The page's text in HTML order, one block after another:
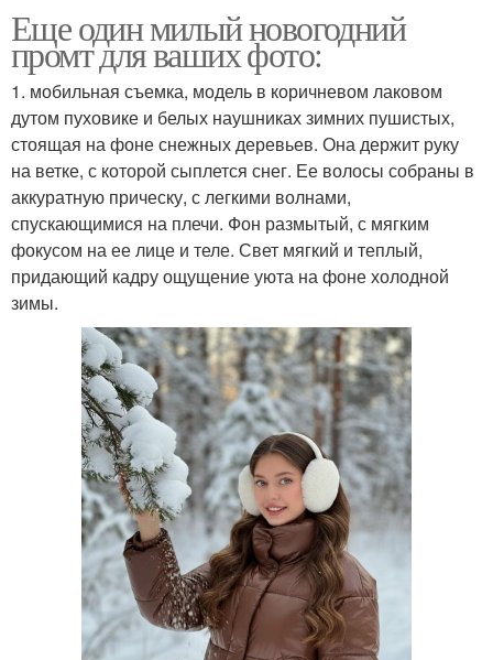
Еще один милый новогодний
промт для ваших фото:
1. мобильная съемка, модель в коричневом лаковом
дутом пуховике и белых наушниках зимних пушистых,
стоящая на фоне снежных деревьев. Она держит руку
на ветке, с которой сыплется снег. Ее волосы собраны в
аккуратную прическу, с легкими волнами,
спускающимися на плечи. Фон размытый, с мягким
фокусом на ее лице и теле. Свет мягкий и теплый,
придающий кадру ощущение уюта на фоне холодной
зимы.